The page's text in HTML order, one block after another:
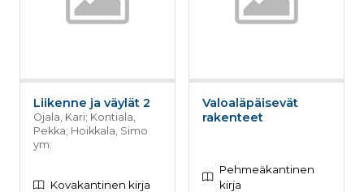
Liikenne ja väylät 2
Ojala, Kari; Kontiala,
Pekka; Hoikkala, Simo
ym.
Kovakantinen kirja
Valoaläpäisevät
rakenteet
Pehmeäkantinen
kirja